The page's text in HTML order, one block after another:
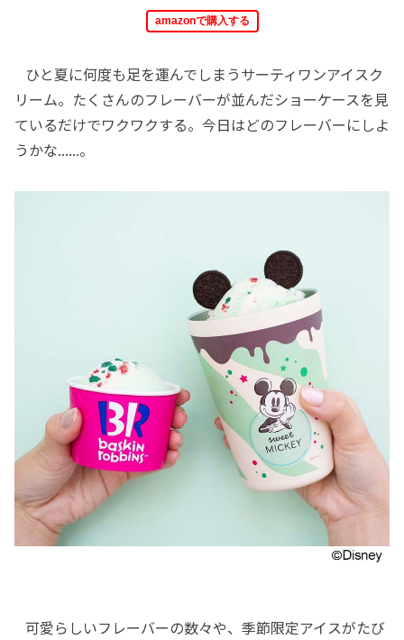
amazonで購入する
ひと夏に何度も足を運んでしまうサーティワンアイスク
リーム。たくさんのフレーバーが並んだショーケースを見
ているだけでワクワクする。今日はどのフレーバーにしよ
うかな......。
可愛らしいフレーバーの数々や、季節限定アイスがたび